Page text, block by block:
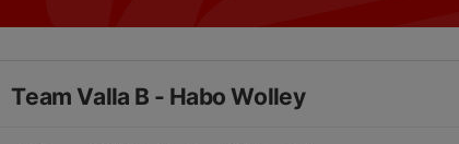
Team Valla B - Habo Wolley